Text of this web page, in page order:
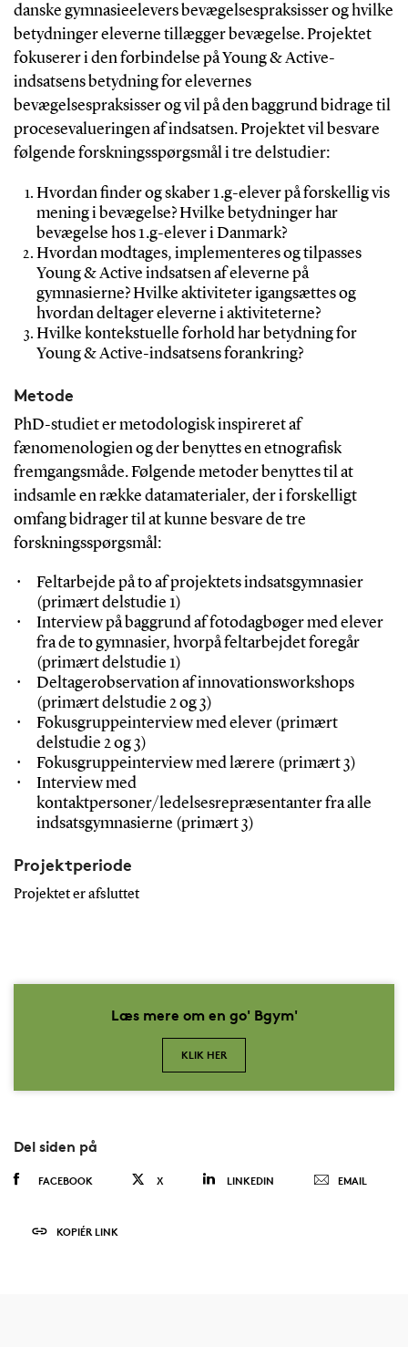
danske gymnasieelevers bevægelsespraksisser og hvilke
betydninger eleverne tillægger bevægelse. Projektet
fokuserer i den forbindelse på Young & Active-
indsatsens betydning for elevernes
bevægelsespraksisser og vil på den baggrund bidrage til
procesevalueringen af indsatsen. Projektet vil besvare
følgende forskningsspørgsmål i tre delstudier:
Hvordan finder og skaber 1.g-elever på forskellig vis
mening i bevægelse? Hvilke betydninger har
bevægelse hos 1.g-elever i Danmark?
Hvordan modtages, implementeres og tilpasses
Young & Active indsatsen af eleverne på
gymnasierne? Hvilke aktiviteter igangsættes og
hvordan deltager eleverne i aktiviteterne?
Hvilke kontekstuelle forhold har betydning for
Young & Active-indsatsens forankring?
Metode
PhD-studiet er metodologisk inspireret af
fænomenologien og der benyttes en etnografisk
fremgangsmåde. Følgende metoder benyttes til at
indsamle en række datamaterialer, der i forskelligt
omfang bidrager til at kunne besvare de tre
forskningsspørgsmål:
Feltarbejde på to af projektets indsatsgymnasier
(primært delstudie 1)
Interview på baggrund af fotodagbøger med elever
fra de to gymnasier, hvorpå feltarbejdet foregår
(primært delstudie 1)
Deltagerobservation af innovationsworkshops
(primært delstudie 2 og 3)
Fokusgruppeinterview med elever (primært
delstudie 2 og 3)
Fokusgruppeinterview med lærere (primært 3)
Interview med
kontaktpersoner/ledelsesrepræsentanter fra alle
indsatsgymnasierne (primært 3)
Projektperiode
Projektet er afsluttet
Læs mere om en go' Bgym'
KLIK HER
Del siden på
FACEBOOK X LINKEDIN EMAIL
KOPIÉR LINK